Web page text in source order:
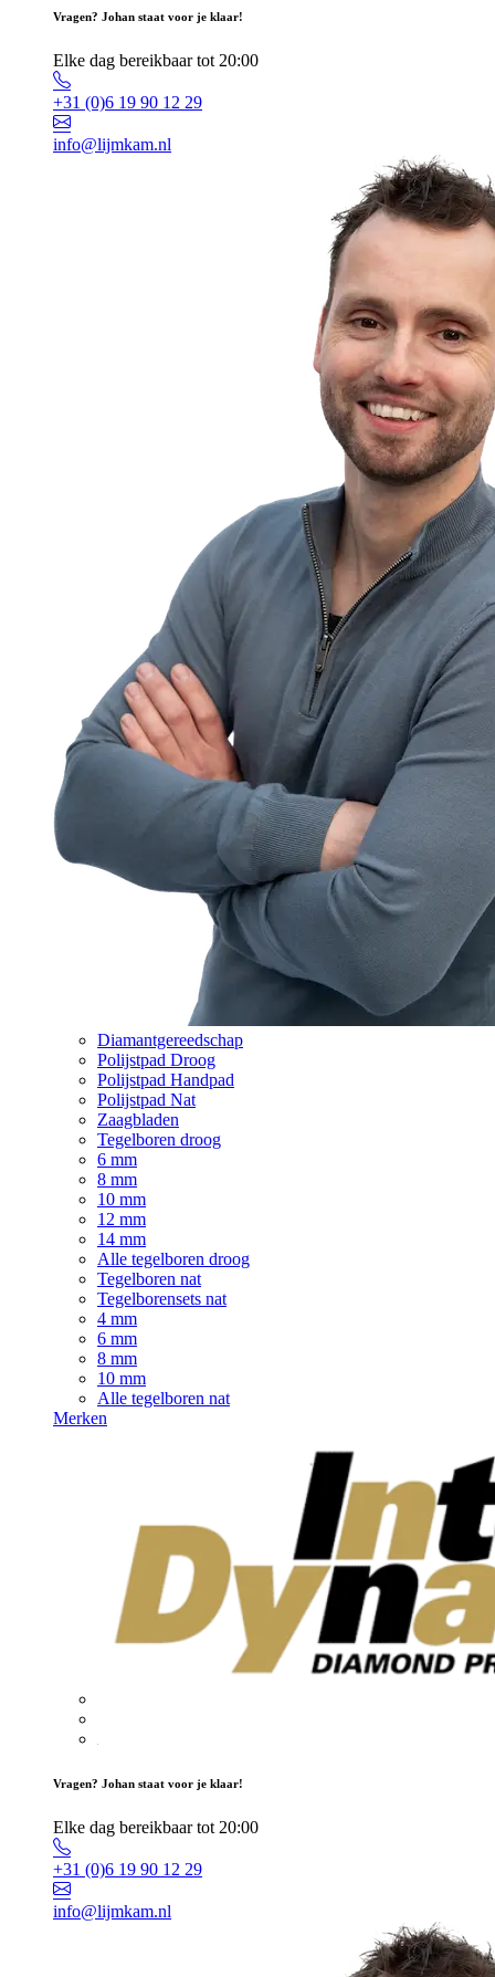
Vragen? Johan staat voor je klaar!
Elke dag bereikbaar tot 20:00
+31 (0)6 19 90 12 29
info@lijmkam.nl
Diamantgereedschap
Polijstpad Droog
Polijstpad Handpad
Polijstpad Nat
Zaagbladen
Tegelboren droog
6 mm
8 mm
10 mm
12 mm
14 mm
Alle tegelboren droog
Tegelboren nat
Tegelborensets nat
4 mm
6 mm
8 mm
10 mm
Alle tegelboren nat
Merken
Vragen? Johan staat voor je klaar!
Elke dag bereikbaar tot 20:00
+31 (0)6 19 90 12 29
info@lijmkam.nl